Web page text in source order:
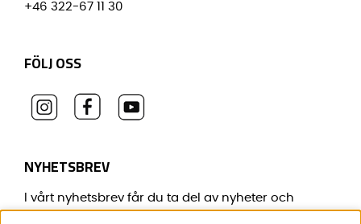
+46 322-67 11 30
FÖLJ OSS
NYHETSBREV
I vårt nyhetsbrev får du ta del av nyheter och